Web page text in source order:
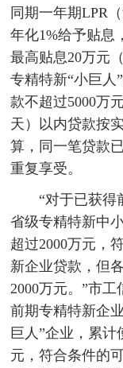
同期一年期LPR
年化1%给予贴息
最高贴息20万元
专精特新“小巨人
款不超过5000万
天）以内贷款按
算，同一笔贷款
重复享受。
“对于已获得
省级专精特新中
超过2000万元，
新企业贷款，但
2000万元。”市
前期专精特新企
巨人”企业，累计
元，符合条件的